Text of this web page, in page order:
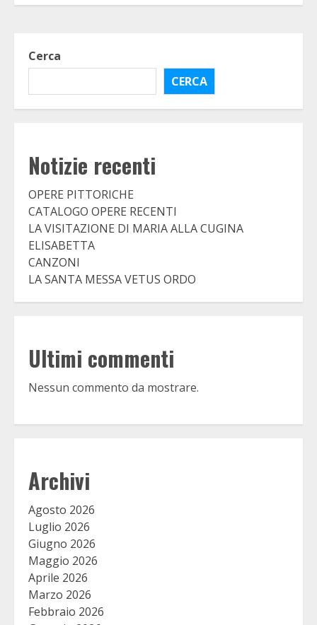
Cerca
CERCA
Notizie recenti
OPERE PITTORICHE
CATALOGO OPERE RECENTI
LA VISITAZIONE DI MARIA ALLA CUGINA
ELISABETTA
CANZONI
LA SANTA MESSA VETUS ORDO
Ultimi commenti
Nessun commento da mostrare.
Archivi
Agosto 2026
Luglio 2026
Giugno 2026
Maggio 2026
Aprile 2026
Marzo 2026
Febbraio 2026